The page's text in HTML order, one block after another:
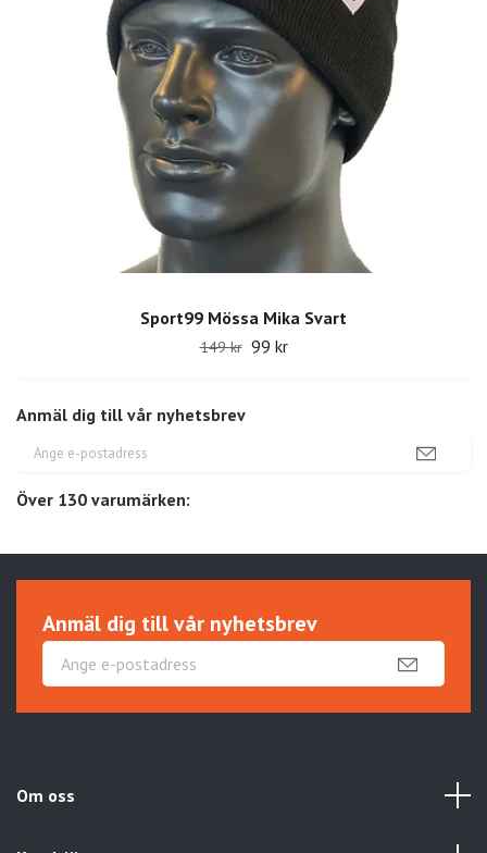
Anmäl dig till vår nyhetsbrev
Över 130 varumärken:
Sport99 Mössa Mika Svart
149 kr 99 kr
Anmäl dig till vår nyhetsbrev
Om oss